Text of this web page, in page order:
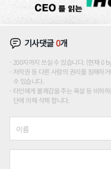
기사댓글0개
200자까지 쓰실 수 있습니다. (현재 0
저작권 등 다른 사람의 권리를 침해하
수 있습니다.
타인에게 불쾌감을 주는 욕설 등 비하
단에 의해 삭제 합니다.